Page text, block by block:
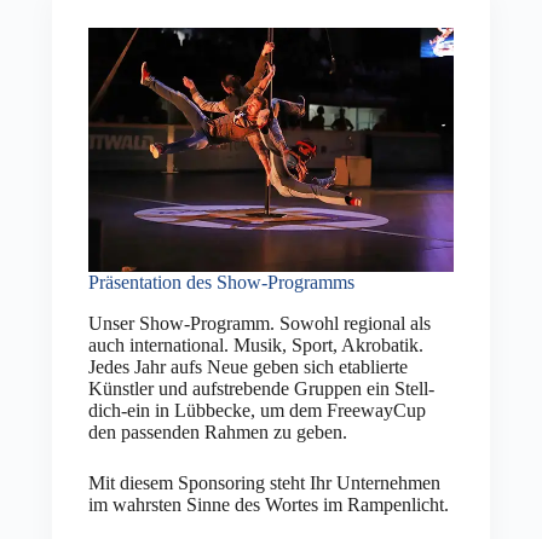
Präsentation des Show-Programms
Unser Show-Programm. Sowohl regional als
auch international. Musik, Sport, Akrobatik.
Jedes Jahr aufs Neue geben sich etablierte
Künstler und aufstrebende Gruppen ein Stell-
dich-ein in Lübbecke, um dem FreewayCup
den passenden Rahmen zu geben.
Mit diesem Sponsoring steht Ihr Unternehmen
im wahrsten Sinne des Wortes im Rampenlicht.